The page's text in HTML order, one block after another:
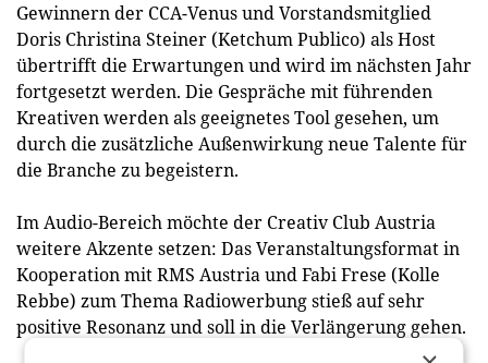
Gewinnern der CCA-Venus und Vorstandsmitglied
Doris Christina Steiner (Ketchum Publico) als Host
übertrifft die Erwartungen und wird im nächsten Jahr
fortgesetzt werden. Die Gespräche mit führenden
Kreativen werden als geeignetes Tool gesehen, um
durch die zusätzliche Außenwirkung neue Talente für
die Branche zu begeistern.
Im Audio-Bereich möchte der Creativ Club Austria
weitere Akzente setzen: Das Veranstaltungsformat in
Kooperation mit RMS Austria und Fabi Frese (Kolle
Rebbe) zum Thema Radiowerbung stieß auf sehr
positive Resonanz und soll in die Verlängerung gehen.